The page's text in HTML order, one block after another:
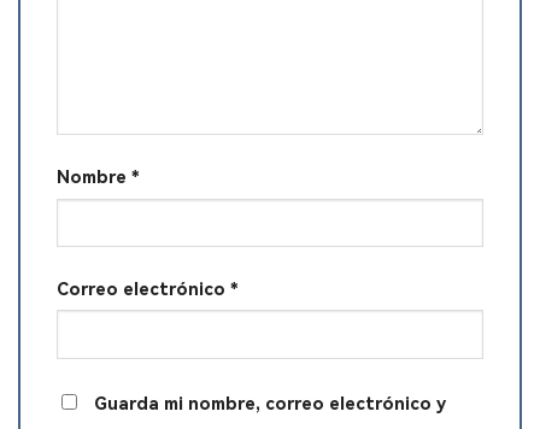
Nombre *
Correo electrónico *
Guarda mi nombre, correo electrónico y